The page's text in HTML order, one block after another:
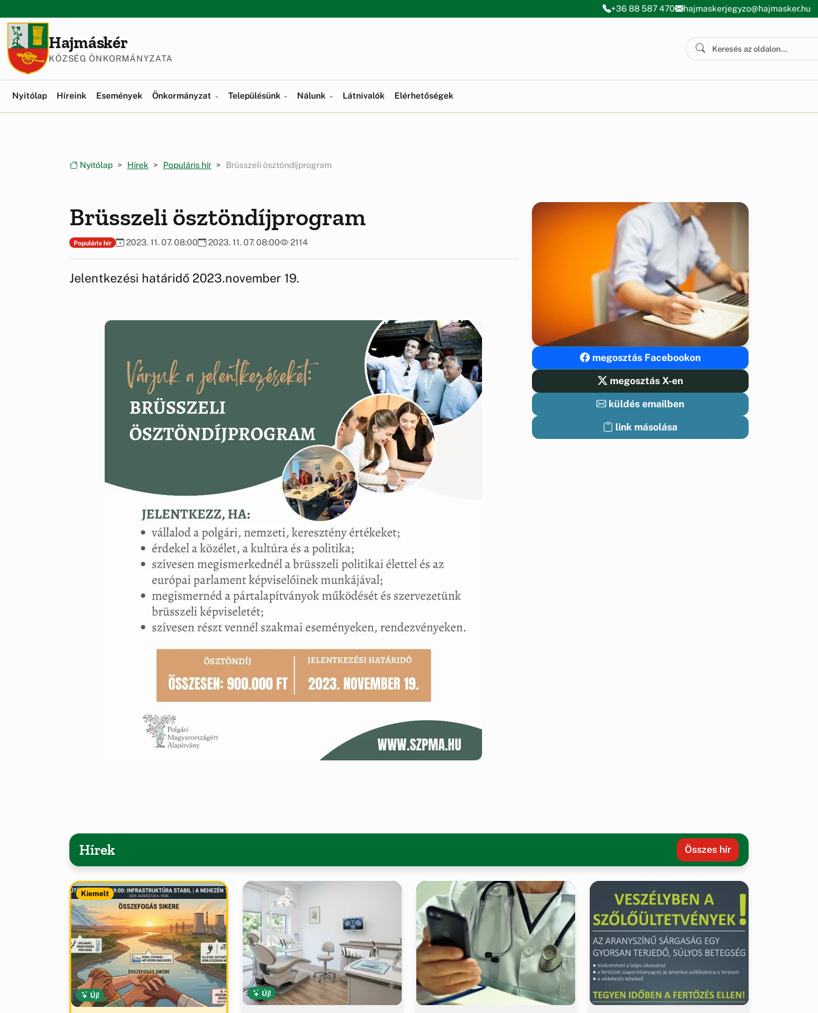
+36 88 587 470 hajmaskerjegyzo@hajmasker.hu
Hajmáskér
KÖZSÉG ÖNKORMÁNYZATA
Nyitólap Híreink Események Önkormányzat Településünk Nálunk Látnivalók Elérhetőségek
Nyitólap Hírek Populáris hír Brüsszeli ösztöndíjprogram
Brüsszeli ösztöndíjprogram
Populáris hír 2023. 11. 07. 08:00 2023. 11. 07. 08:00 2114
Jelentkezési határidő 2023.november 19.
megosztás Facebookon
megosztás X-en
küldés emailben
link másolása
Hírek Összes hír
Kiemelt
Új! Új!